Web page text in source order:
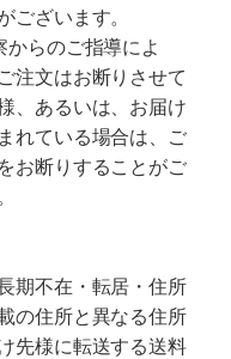
ございます。
らのご指導によ
注文はお断りさせて
、あるいは、お届け
れている場合は、ご
お断りすることがご
期不在・転居・住所
の住所と異なる住所
先様に転送する送料